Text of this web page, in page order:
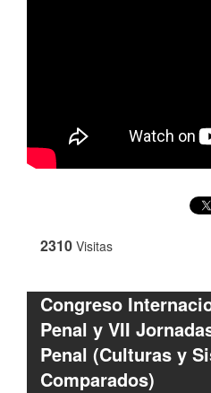
2310 Visitas
Congreso
Penal y VII
Penal (Culturas y
Comparados)